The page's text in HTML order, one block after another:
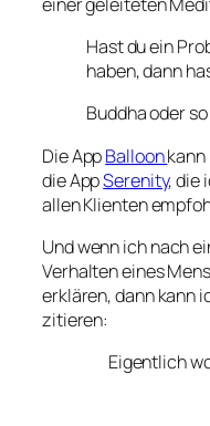
Hast du ein
haben, dann
Buddha oder so
Die AppBalloon
die AppSerenity, die
allen Klienten
Und wenn ich nach
Verhalten eines
erklären, dann kann
zitieren:
Eigentlich